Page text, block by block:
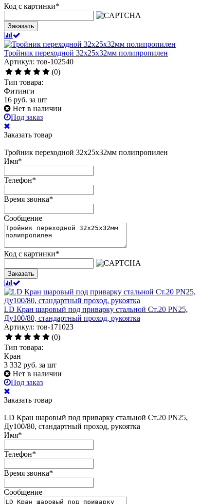
Код с картинки*
Заказать
Тройник переходной 32х25х32мм полипропилен
Артикул: тов-102540
(0)
Тип товара:
Фитинги
16 руб. за шт
Нет в наличии
Под заказ
Заказать товар
Тройник переходной 32х25х32мм полипропилен
Имя*
Телефон*
Время звонка*
Сообщение
Код с картинки*
Заказать
LD Кран шаровый под приварку стальной Ст.20 PN25,
Ду100/80, стандартный проход, рукоятка
Артикул: тов-171023
(0)
Тип товара:
Кран
3 332 руб. за шт
Нет в наличии
Под заказ
Заказать товар
LD Кран шаровый под приварку стальной Ст.20 PN25,
Ду100/80, стандартный проход, рукоятка
Имя*
Телефон*
Время звонка*
Сообщение